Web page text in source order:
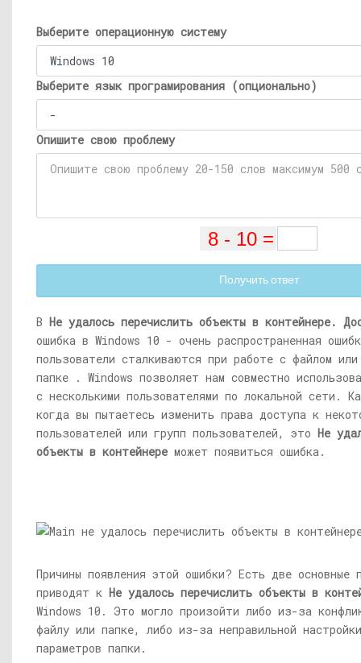
Выберите операционную систему
Выберите язык програмирования (опционально)
Опишите свою проблему
Получить ответ
В Не удалось перечислить объекты в контейнере.
ошибка в Windows 10 - очень распространенная
пользователи сталкиваются при работе с файлом
папке . Windows позволяет нам совместно
с несколькими пользователями по локальной сети.
когда вы пытаетесь изменить права доступа к
пользователей или групп пользователей, это Не
объекты в контейнере может появиться ошибка.
Причины появления этой ошибки? Есть две основные
приводят к Не удалось перечислить объекты в
Windows 10. Это могло произойти либо из-за
файлу или папке, либо из-за неправильной
параметров папки.